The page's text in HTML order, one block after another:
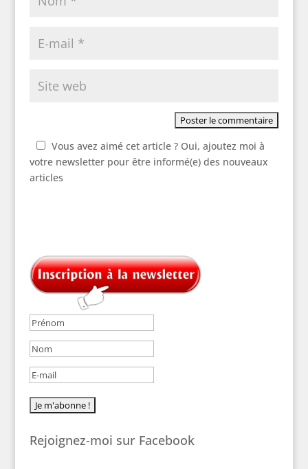
Vous avez aimé cet article ? Oui, ajoutez moi à
votre newsletter pour être informé(e) des nouveaux
articles
Rejoignez-moi sur Facebook